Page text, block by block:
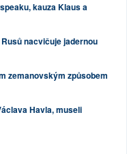
kauza Klaus a
nacvičuje jadernou
zemanovským způsobem
Havla, museli